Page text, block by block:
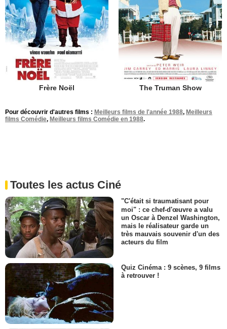
Frère Noël The Truman Show
Pour découvrir d'autres films : Meilleurs films de l'année 1988, Meilleurs
films Comédie, Meilleurs films Comédie en 1988.
Toutes les actus Ciné
"C'était si traumatisant pour
moi" : ce chef-d'œuvre a valu
un Oscar à Denzel Washington,
mais le réalisateur garde un
très mauvais souvenir d'un des
acteurs du film
Quiz Cinéma : 9 scènes, 9 films
à retrouver !